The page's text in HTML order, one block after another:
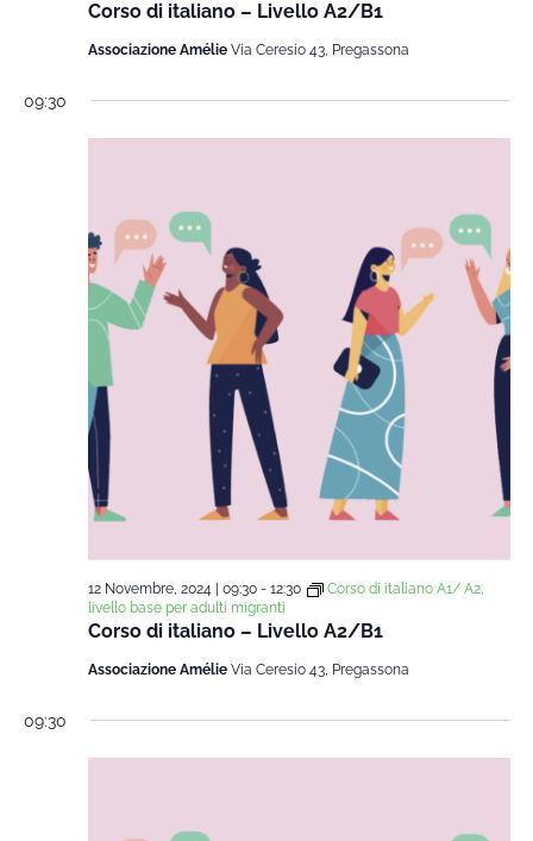
Corso di italiano – Livello A2/B1
Associazione Amélie Via Ceresio 43, Pregassona
09:30
Corso di italiano – Livello A2/B1
12 Novembre, 2024 | 09:30- 12:30
Corso di italiano A1/ A2,
livello base per adulti migranti
Associazione Amélie Via Ceresio 43, Pregassona
09:30